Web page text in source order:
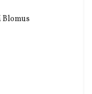
Blomus